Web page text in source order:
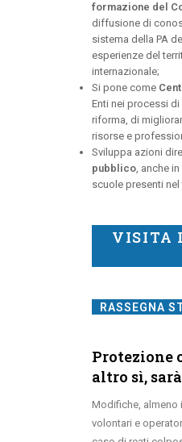
formazione del
diffusione di
sistema della PA
esperienze del
internazionale;
Si pone come
Enti nei processi
riforma, di
risorse e
Sviluppa azioni
pubblico, anche
scuole presenti
VISITA
RASSEGNA
Protezione
altro sì,
Modifiche, almeno
volontari e